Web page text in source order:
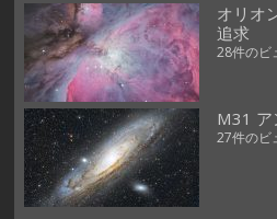
オリオ
追求
28件のビ
M31 ア
27件のビ